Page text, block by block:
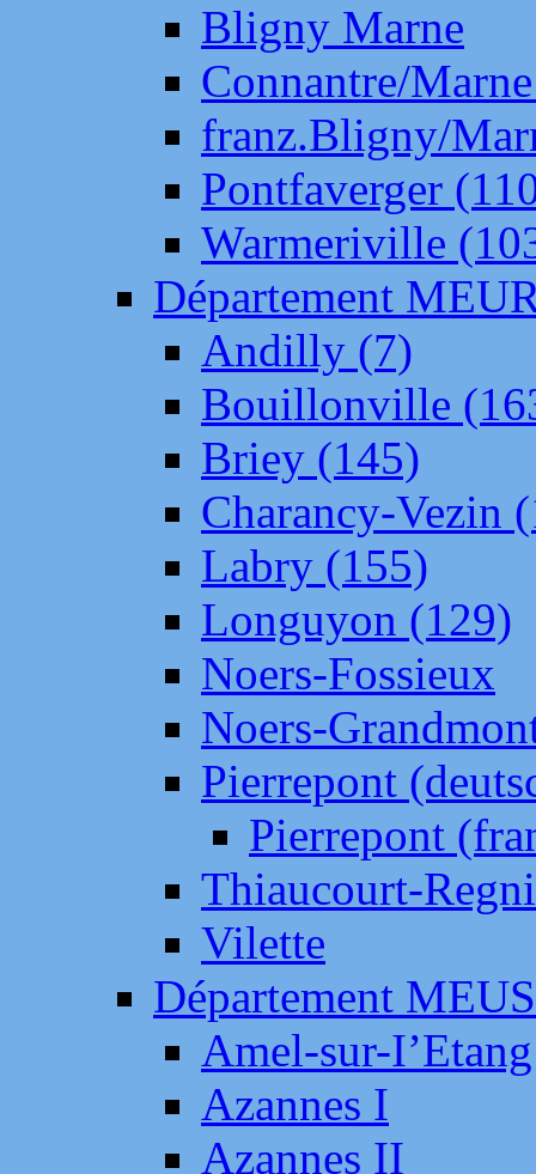
Bligny Marne
Connantre/
franz.Bligny/
Pontfaverger
Warmeriville
Département
Andilly (7)
Bouillonville
Briey (145)
Charancy-Vezin
Labry (155)
Longuyon (129)
Noers-Fossieux
Noers-
Pierrepont
Pierrepont
Thiaucourt-
Vilette
Département
Amel-sur-
Azannes I
Azannes II